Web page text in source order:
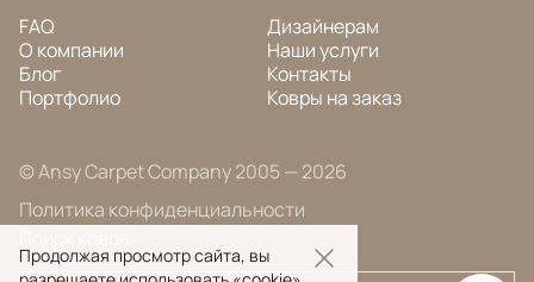
FAQ
О компании
Блог
Портфолио
Дизайнерам
Наши услуги
Контакты
Ковры на заказ
© Ansy Carpet Company 2005 — 2026
Политика конфиденциальности
Продолжая просмотр сайта, вы